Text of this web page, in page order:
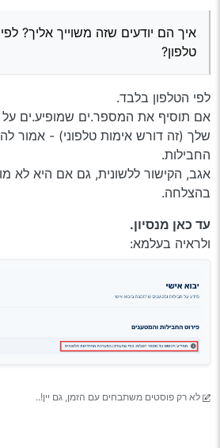
איך הם יודעים שזה משוייך אליך?
טלפון?
לפי הטלפון בלבד.
אם תוסיף את המספר.ים שמופיע.ים על
שלך (זה דורש אימות טלפוני) - אמור
החבילות.
אגב, הקישור ללשונית, גם אם היא לא
בהצלחה.
עד כאן מנסיון.
ולראיה בעלמא:
לא רק פוסטים משתבחים עם הזמן, גם יין!..